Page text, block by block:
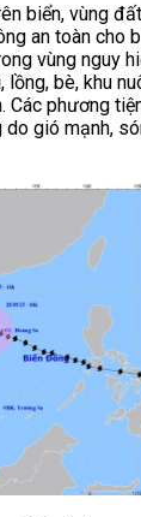
biển, vùng
an toàn cho
vùng nguy
lồng, bè, khu
Các phương
do gió mạnh,